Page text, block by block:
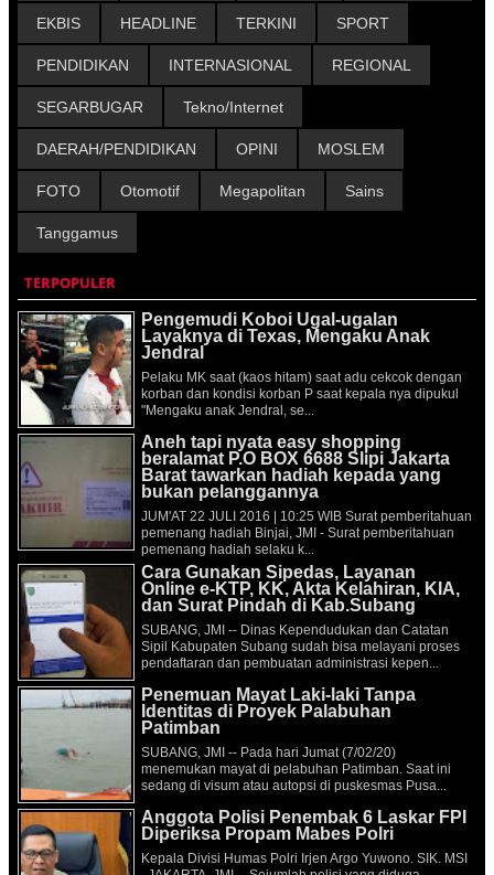
EKBIS HEADLINE TERKINI SPORT
PENDIDIKAN INTERNASIONAL REGIONAL
SEGARBUGAR Tekno/Internet
DAERAH/PENDIDIKAN OPINI MOSLEM
FOTO Otomotif Megapolitan Sains
Tanggamus
TERPOPULER
Pengemudi Koboi Ugal-ugalan
Layaknya di Texas, Mengaku Anak
Jendral
Pelaku MK saat (kaos hitam) saat adu cekcok dengan
korban dan kondisi korban P saat kepala nya dipukul
"Mengaku anak Jendral, se...
Aneh tapi nyata easy shopping
beralamat P.O BOX 6688 Slipi Jakarta
Barat tawarkan hadiah kepada yang
bukan pelanggannya
JUM'AT 22 JULI 2016 | 10:25 WIB Surat pemberitahuan
pemenang hadiah Binjai, JMI - Surat pemberitahuan
pemenang hadiah selaku k...
Cara Gunakan Sipedas, Layanan
Online e-KTP, KK, Akta Kelahiran, KIA,
dan Surat Pindah di Kab.Subang
SUBANG, JMI -- Dinas Kependudukan dan Catatan
Sipil Kabupaten Subang sudah bisa melayani proses
pendaftaran dan pembuatan administrasi kepen...
Penemuan Mayat Laki-laki Tanpa
Identitas di Proyek Palabuhan
Patimban
SUBANG, JMI -- Pada hari Jumat (7/02/20)
menemukan mayat di pelabuhan Patimban. Saat ini
sedang di visum atau autopsi di puskesmas Pusa...
Anggota Polisi Penembak 6 Laskar FPI
Diperiksa Propam Mabes Polri
Kepala Divisi Humas Polri Irjen Argo Yuwono. SIK. MSI